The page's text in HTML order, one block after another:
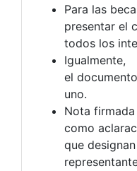
Para las
presentar el
todos los
Igualmente,
el
uno.
Nota
como
que